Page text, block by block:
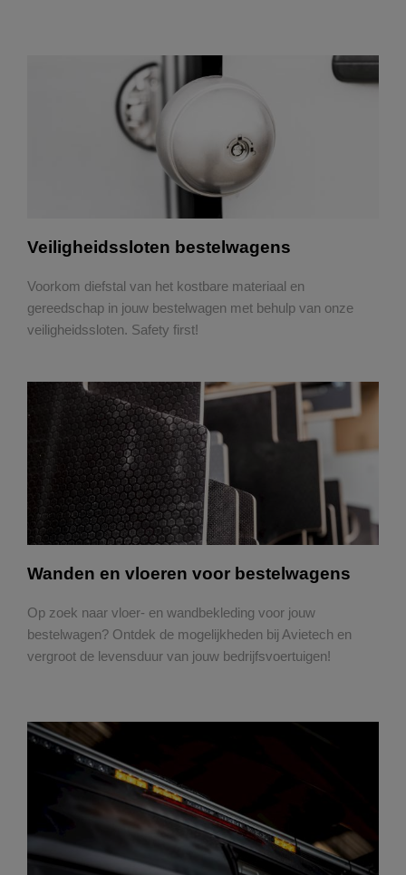
Veiligheidssloten bestelwagens
Voorkom diefstal van het kostbare materiaal en
gereedschap in jouw bestelwagen met behulp van onze
veiligheidssloten. Safety first!
Wanden en vloeren voor bestelwagens
Op zoek naar vloer- en wandbekleding voor jouw
bestelwagen? Ontdek de mogelijkheden bij Avietech en
vergroot de levensduur van jouw bedrijfsvoertuigen!